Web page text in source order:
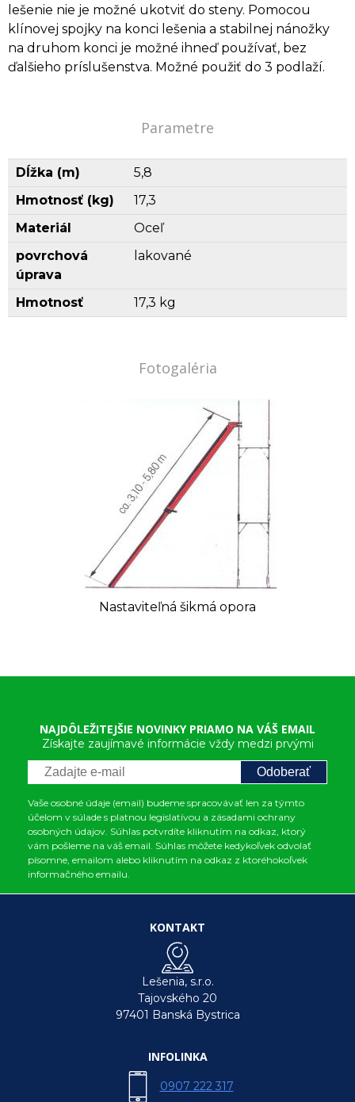
lešenie nie je možné ukotviť do steny. Pomocou
klínovej spojky na konci lešenia a stabilnej nánožky
na druhom konci je možné ihneď používať, bez
ďalšieho príslušenstva. Možné použiť do 3 podlaží.
Parametre
Dĺžka (m)
5,8
Hmotnosť (kg)
17,3
Materiál
Oceľ
povrchová
úprava
lakované
Hmotnosť 17,3 kg
Fotogaléria
Nastaviteľná šikmá opora
NAJDÔLEŽITEJŠIE NOVINKY PRIAMO NA VÁŠ EMAIL
Získajte zaujímavé informácie vždy medzi prvými
Odoberať
Vaše osobné údaje (email) budeme spracovávať len za týmto
účelom v súlade s platnou legislatívou a zásadami ochrany
osobných údajov. Súhlas potvrdíte kliknutím na odkaz, ktorý
vám pošleme na váš email. Súhlas môžete kedykoľvek odvolať
písomne, emailom alebo kliknutím na odkaz z ktoréhokoľvek
informačného emailu.
KONTAKT
Lešenia, s.r.o.
Tajovského 20
97401 Banská Bystrica
INFOLINKA
0907 222 317